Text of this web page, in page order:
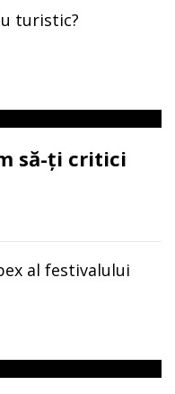
turistic?
să-ți critici
al festivalului